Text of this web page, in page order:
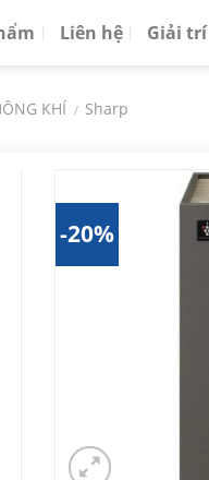
Liên hệ Giải trí
KHÍ / Sharp
-20%